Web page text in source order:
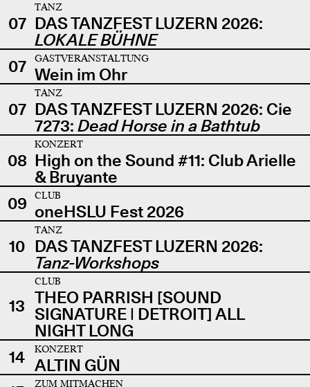
07
TANZ
DAS TANZFEST LUZERN 2026:
LOKALE BÜHNE
07
GASTVERANSTALTUNG
Wein im Ohr
07
TANZ
DAS TANZFEST LUZERN 2026: Cie
7273: Dead Horse in a Bathtub
08
KONZERT
High on the Sound #11: Club Arielle
& Bruyante
09
CLUB
oneHSLU Fest 2026
10
TANZ
DAS TANZFEST LUZERN 2026:
Tanz-Workshops
13
CLUB
THEO PARRISH [SOUND
SIGNATURE | DETROIT] ALL
NIGHT LONG
14
KONZERT
ALTIN GÜN
ZUM MITMACHEN